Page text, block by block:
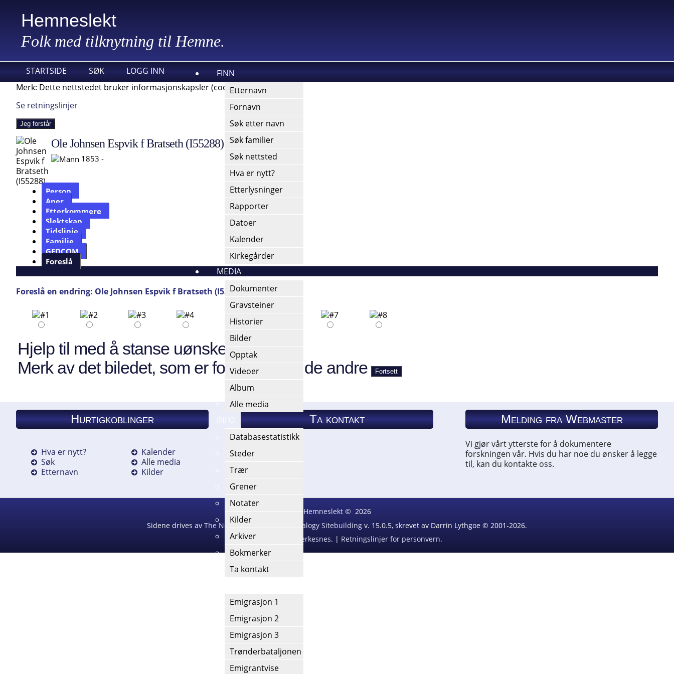
Hemneslekt
Folk med tilknytning til Hemne.
STARTSIDE SØK LOGG INN
FINN
Etternavn
Fornavn
Søk etter navn
Søk familier
Søk nettsted
Hva er nytt?
Etterlysninger
Rapporter
Datoer
Kalender
Kirkegårder
MEDIA
Dokumenter
Gravsteiner
Historier
Bilder
Opptak
Videoer
Album
Alle media
Databasestatistikk
Steder
Trær
Grener
Notater
Kilder
Arkiver
Bokmerker
Ta kontakt
Emigrasjon 1
Emigrasjon 2
Emigrasjon 3
Trønderbataljonen
Emigrantvise
Merk: Dette nettstedet bruker informasjonskapsler (cookies).
Se retningslinjer
Jeg forstår
Ole Johnsen Espvik f Bratseth (I55288)
1853 -
Person
Aner
Etterkommere
Slektskap
Tidslinje
Familie
GEDCOM
Foreslå
Foreslå en endring: Ole Johnsen Espvik f Bratseth (I55288)
Hjelp til med å stanse uønsket e-post.
Merk av det biledet, som er forskjellig fra de andre
Hurtigkoblinger
Hva er nytt?
Søk
Etternavn
Kalender
Alle media
Kilder
Ta kontakt
Etternavnliste
Melding fra Webmaster
Vi gjør vårt ytterste for å dokumentere
forskningen vår. Hvis du har noe du ønsker å legge
til, kan du kontakte oss.
Hemneslekt© 2026
Sidene drives av The Next Generation of Genealogy Sitebuilding v. 15.0.5, skrevet av Darrin Lythgoe © 2001-2026.
Redigert av
Agnar Merkesnes. | Retningslinjer for personvern.